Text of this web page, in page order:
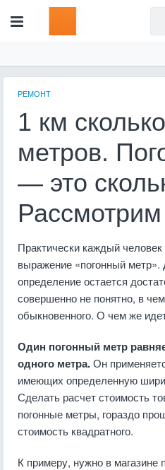
РЕМОНТ
1 км
метров.
— это
Практически каждый
выражение «погонный метр».
определение остается
совершенно не понятно, в
обыкновенного. О чем же
Один погонный метр
одного метра.Он
имеющих определенную
Сделать расчет стоимость
погонные метры, гораздо
стоимость квадратного.
К примеру, нужно в магазине